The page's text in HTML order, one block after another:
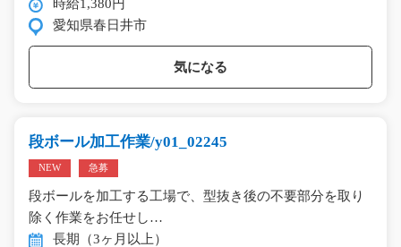
時給1,380円
愛知県春日井市
気になる
段ボール加工作業/y01_02245
NEW 急募
段ボールを加工する工場で、型抜き後の不要部分を取り
除く作業をお任せし…
長期（3ヶ月以上）